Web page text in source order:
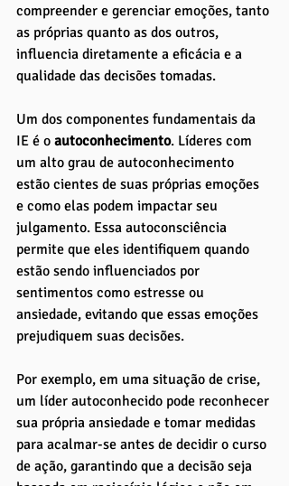
compreender e gerenciar emoções, tanto
as próprias quanto as dos outros,
influencia diretamente a eficácia e a
qualidade das decisões tomadas.
Um dos componentes fundamentais da
IE é o autoconhecimento. Líderes com
um alto grau de autoconhecimento
estão cientes de suas próprias emoções
e como elas podem impactar seu
julgamento. Essa autoconsciência
permite que eles identifiquem quando
estão sendo influenciados por
sentimentos como estresse ou
ansiedade, evitando que essas emoções
prejudiquem suas decisões.
Por exemplo, em uma situação de crise,
um líder autoconhecido pode reconhecer
sua própria ansiedade e tomar medidas
para acalmar-se antes de decidir o curso
de ação, garantindo que a decisão seja